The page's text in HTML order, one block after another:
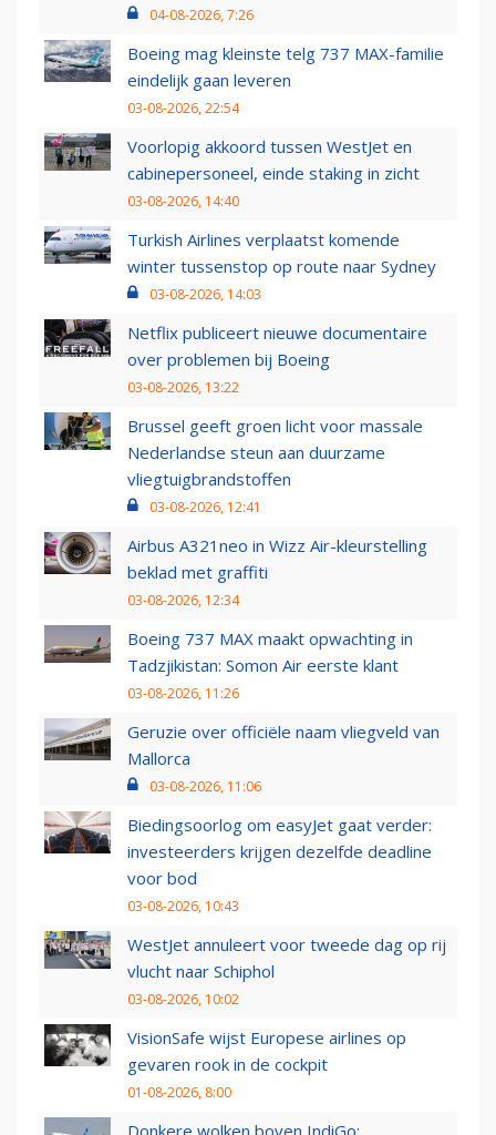
04-08-2026, 7:26
Boeing mag kleinste telg 737 MAX-familie
eindelijk gaan leveren
03-08-2026, 22:54
Voorlopig akkoord tussen WestJet en
cabinepersoneel, einde staking in zicht
03-08-2026, 14:40
Turkish Airlines verplaatst komende
winter tussenstop op route naar Sydney
03-08-2026, 14:03
Netflix publiceert nieuwe documentaire
over problemen bij Boeing
03-08-2026, 13:22
Brussel geeft groen licht voor massale
Nederlandse steun aan duurzame
vliegtuigbrandstoffen
03-08-2026, 12:41
Airbus A321neo in Wizz Air-kleurstelling
beklad met graffiti
03-08-2026, 12:34
Boeing 737 MAX maakt opwachting in
Tadzjikistan: Somon Air eerste klant
03-08-2026, 11:26
Geruzie over officiële naam vliegveld van
Mallorca
03-08-2026, 11:06
Biedingsoorlog om easyJet gaat verder:
investeerders krijgen dezelfde deadline
voor bod
03-08-2026, 10:43
WestJet annuleert voor tweede dag op rij
vlucht naar Schiphol
03-08-2026, 10:02
VisionSafe wijst Europese airlines op
gevaren rook in de cockpit
01-08-2026, 8:00